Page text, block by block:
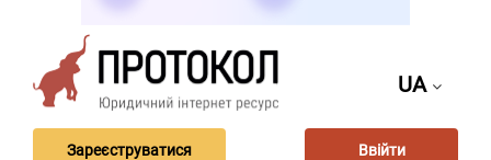
UA
Зареєструватися Ввійти